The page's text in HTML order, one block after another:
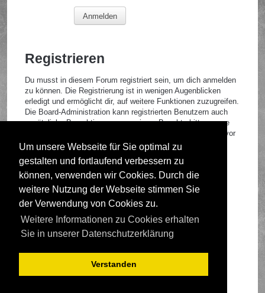
Um unsere Webseite für Sie optimal zu
gestalten und fortlaufend verbessern zu
können, verwenden wir Cookies. Durch die
weitere Nutzung der Webseite stimmen Sie
der Verwendung von Cookies zu.
Weitere Informationen zu Cookies erhalten
Sie in unserer Datenschutzerklärung
Verstanden
Registrieren
Du musst in diesem Forum registriert sein, um dich anmelden
zu können. Die Registrierung ist in wenigen Augenblicken
erledigt und ermöglicht dir, auf weitere Funktionen zuzugreifen.
Die Board-Administration kann registrierten Benutzern auch
zusätzliche Berechtigungen zuweisen. Beachte bitte unsere
Nutzungsbedingungen und die verwandten Regelungen, bevor
du dich registrierst. Bitte beachte auch die jeweiligen
Forenregeln, wenn du dich in diesem Board bewegst.
Nutzungsbedingungen|Datenschutzrichtlinie
Registrieren
Foren-Übersicht
Deutsche Übersetzung durchphpBB.de